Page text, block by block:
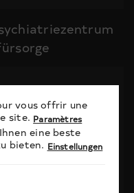
vous offrir une
site. Paramètres
eine beste
bieten. Einstellungen